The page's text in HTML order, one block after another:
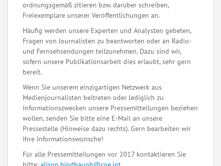
ordnungsgemäß zitieren bzw. darüber schreiben,
Freiexemplare unserer Veröffentlichungen an.
Häufig werden unsere Experten und Analysten gebeten,
Fragen von Journalisten zu beantworten oder an Radio-
und Fernsehsendungen teilzunehmen. Dazu sind wir,
sofern unsere Publikationsarbeit dies erlaubt, sehr gern
bereit.
Wenn Sie unserem einzigartigen Netzwerk aus
Medienjournalisten beitreten oder lediglich zu
Informationszwecken unsere Pressemitteilungen beziehen
wollen, senden Sie bitte eine E-Mail an unsere
Pressestelle (Hinweise dazu rechts). Gern bearbeiten wir
Ihre Informationswünsche!
Für alle Pressemitteilungen vor 2017 kontaktieren Sie